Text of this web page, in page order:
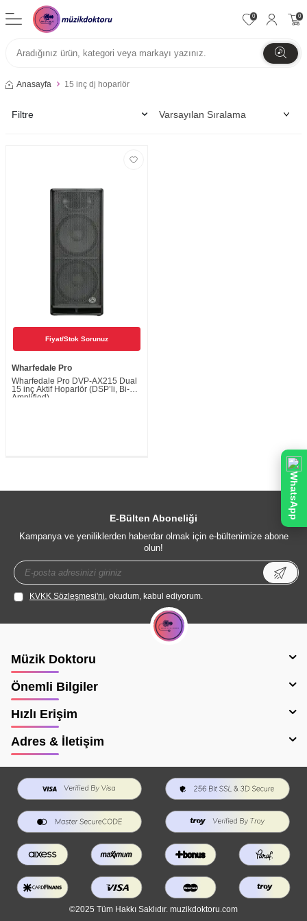
0 0
Anasayfa 15 inç dj hoparlör
Filtre
Fiyat/Stok Sorunuz
Wharfedale Pro
Wharfedale Pro DVP-AX215 Dual
15 inç Aktif Hoparlör (DSP’li, Bi-
Amplified)
E-Bülten Aboneliği
Kampanya ve yeniliklerden haberdar olmak için e-bültenimize abone
olun!
KVKK Sözleşmesi'ni, okudum, kabul ediyorum.
Müzik Doktoru
Önemli Bilgiler
Hızlı Erişim
Adres & İletişim
©2025 Tüm Hakkı Saklıdır. muzikdoktoru.com
WhatsApp